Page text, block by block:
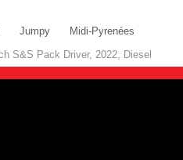
Jumpy
Midi-Pyrenées
S&S Pack Driver, 2022, Diesel